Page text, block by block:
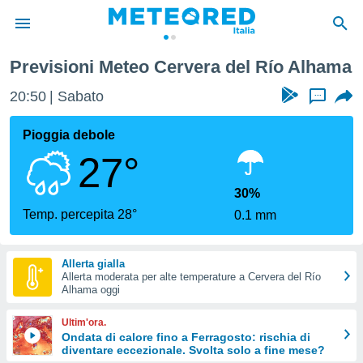
di
per
le
di
Web
le
Previsioni Meteo Cervera del Río Alhama
20:50 Sabato ...
Pioggia debole
27°
Temp. percepita 28°
30%
0.1 mm
Allerta gialla
Allerta moderata per alte temperature a Cervera del Río
Alhama oggi
Ultim'ora.
Ondata di calore fino a Ferragosto: rischia di
diventare eccezionale. Svolta solo a fine mese?